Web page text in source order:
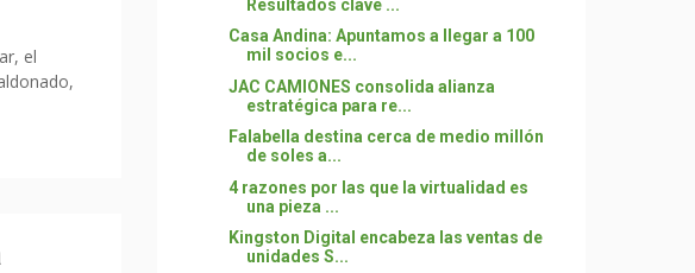
el
Resultados clave ...
Casa Andina: Apuntamos a llegar a 100
mil socios e...
JAC CAMIONES consolida alianza
estratégica para re...
Falabella destina cerca de medio millón
de soles a...
4 razones por las que la virtualidad es
una pieza ...
Kingston Digital encabeza las ventas de
unidades S...